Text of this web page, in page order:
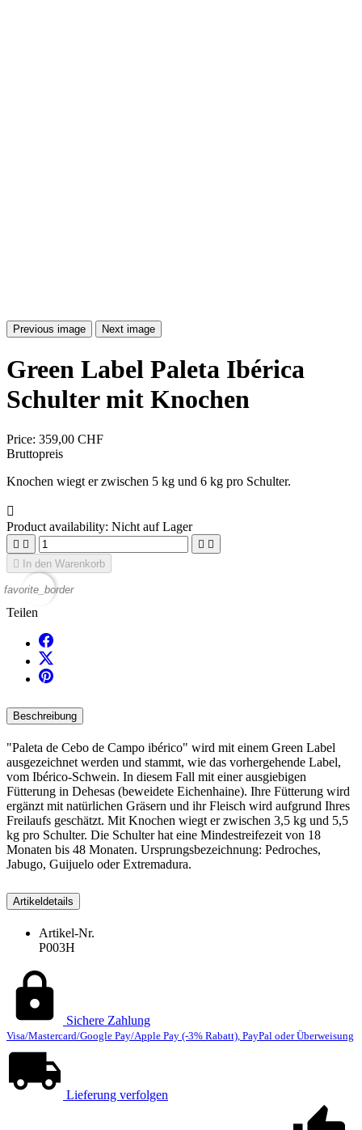
Previous image Next image
Green Label Paleta Ibérica
Schulter mit Knochen
Price: 359,00 CHF
Bruttopreis
Knochen wiegt er zwischen 5 kg und 6 kg pro Schulter.

Product availability: Nicht auf Lager
   

In den Warenkorb
favorite_border
Teilen
Beschreibung
"Paleta de Cebo de Campo ibérico" wird mit einem Green Label
ausgezeichnet werden und stammt, wie das vorhergehende Label,
vom Ibérico-Schwein. In diesem Fall mit einer ausgiebigen
Fütterung in Dehesas (beweidete Eichenhaine). Ihre Fütterung wird
ergänzt mit natürlichen Gräsern und ihr Fleisch wird aufgrund Ihres
Freilaufs geschätzt. Mit Knochen wiegt er zwischen 3,5 kg und 5,5
kg pro Schulter. Die Schulter hat eine Mindestreifezeit von 18
Monaten bis 48 Monaten. Ursprungsbezeichnung: Pedroches,
Jabugo, Guijuelo oder Extremadura.
Artikeldetails
Artikel-Nr.
P003H
Sichere Zahlung
Visa/Mastercard/Google Pay/Apple Pay (-3% Rabatt), PayPal oder Überweisung
Lieferung verfolgen